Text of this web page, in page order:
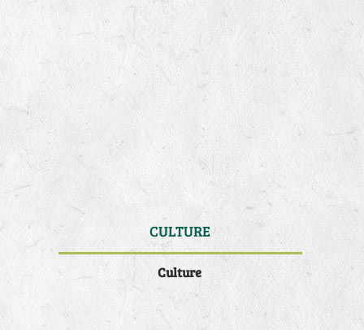
CULTURE
Culture